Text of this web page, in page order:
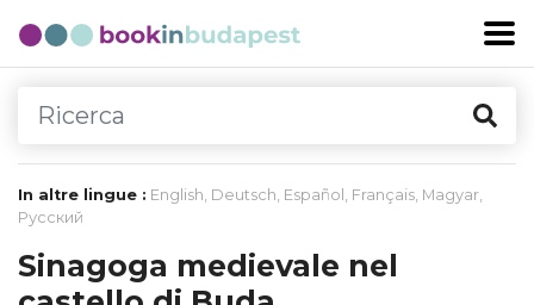
In altre lingue : English, Deutsch, Español , Français, Magyar,
Русский
Sinagoga medievale nel